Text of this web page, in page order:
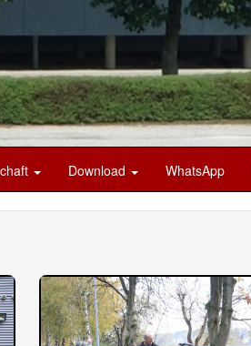
Download WhatsApp